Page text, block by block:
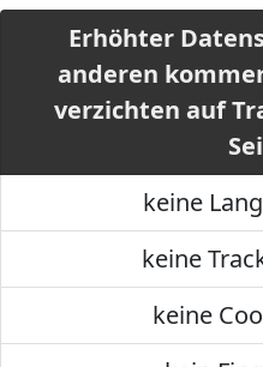
Erhöhter
anderen
verzichten auf
keine
keine
keine